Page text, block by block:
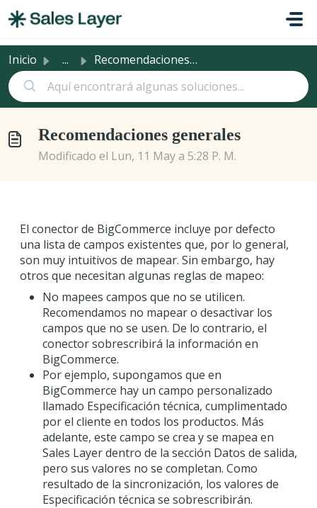
Inicio ... Recomendaciones generales
Recomendaciones generales
Modificado el Lun, 11 May a 5:28 P. M.
El conector de BigCommerce incluye por defecto
una lista de campos existentes que, por lo general,
son muy intuitivos de mapear. Sin embargo, hay
otros que necesitan algunas reglas de mapeo:
No mapees campos que no se utilicen.
Recomendamos no mapear o desactivar los
campos que no se usen. De lo contrario, el
conector sobrescribirá la información en
BigCommerce.
Por ejemplo, supongamos que en
BigCommerce hay un campo personalizado
llamado Especificación técnica, cumplimentado
por el cliente en todos los productos. Más
adelante, este campo se crea y se mapea en
Sales Layer dentro de la sección Datos de salida,
pero sus valores no se completan. Como
resultado de la sincronización, los valores de
Especificación técnica se sobrescribirán.